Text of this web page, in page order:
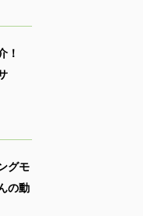
！
グモ
の動